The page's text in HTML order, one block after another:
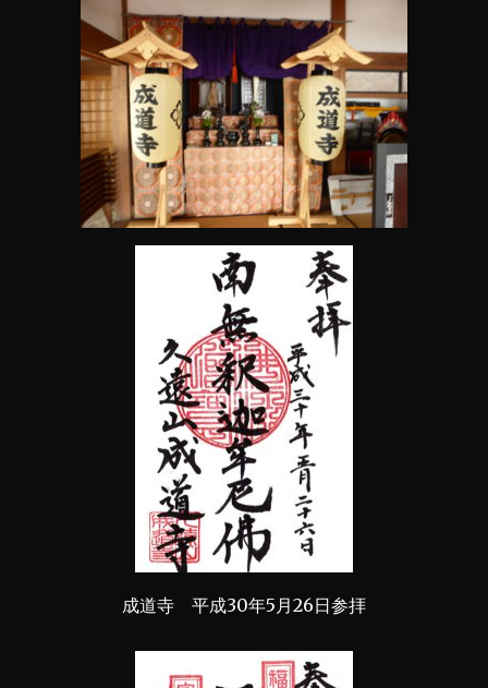
成道寺 平成30年5月26日参拝